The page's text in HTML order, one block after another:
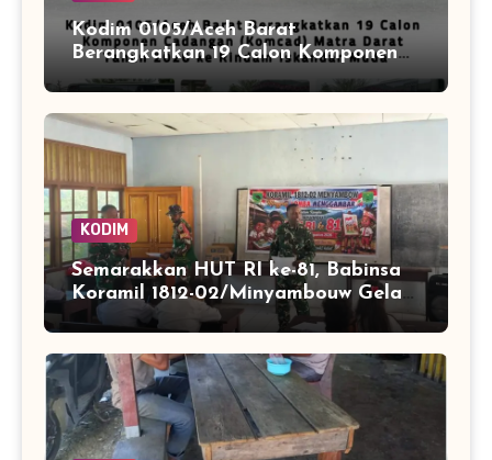
Kodim 0105/Aceh Barat
Berangkatkan 19 Calon Komponen
Cadangan (Komcad) Matra Darat
Tahun 2026 ke Rindam Iskandar
Muda
KODIM
Semarakkan HUT RI ke-81, Babinsa
Koramil 1812-02/Minyambouw Gelar
Aksi Peduli dan Lomba
Menggambar di Kampung Imbrekti